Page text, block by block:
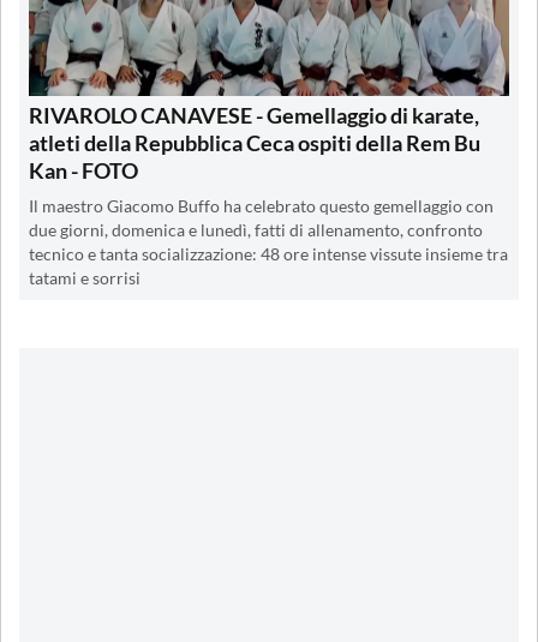
RIVAROLO CANAVESE - Gemellaggio di karate,
atleti della Repubblica Ceca ospiti della Rem Bu
Kan - FOTO
Il maestro Giacomo Buffo ha celebrato questo gemellaggio con
due giorni, domenica e lunedì, fatti di allenamento, confronto
tecnico e tanta socializzazione: 48 ore intense vissute insieme tra
tatami e sorrisi